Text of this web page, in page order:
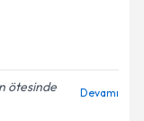
almanız için bir
ötesinde
Devamı